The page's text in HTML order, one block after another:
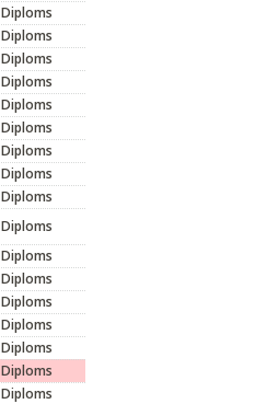
Diploms
Diploms
Diploms
Diploms
Diploms
Diploms
Diploms
Diploms
Diploms
Diploms
Diploms
Diploms
Diploms
Diploms
Diploms
Diploms
Diploms